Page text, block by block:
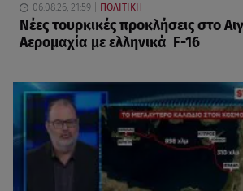
06.08.26, 21:59 ΠΟΛΙΤΙΚΗ
Νέες τουρκικές προκλήσεις στο
Αερομαχία με ελληνικά F-16